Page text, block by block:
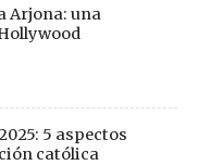
Arjona: una
5 aspectos
católica